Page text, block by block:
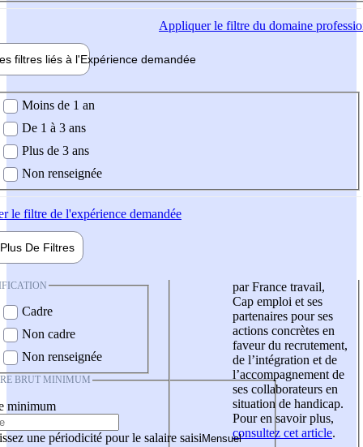
Appliquerle filtre du domaine
filtres liés à l'Expérience demandée
demandée
Moins de 1 an
De 1 à 3 ans
Plus de 3 ans
Non renseignée
le filtre de l'expérience demandée
Plus De Filtres
Cadre
Non cadre
Non renseignée
BRUT MINIMUM
minimum
une périodicité pour le salaire saisi
par France travail,
Cap emploi et ses
partenaires pour ses
actions concrètes en
faveur du recrutement,
de l’intégration et de
l’accompagnement de
ses collaborateurs en
situation de handicap.
Pour en savoir plus,
consultez cet article.